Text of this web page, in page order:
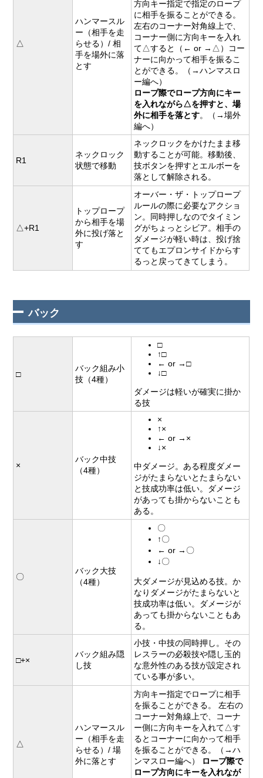
△
ハンマースル
ー（相手を走
らせる）/ 相
手を場外に落
とす
方向キー指定で指定のロープ
に相手を振ることができる。
左右のコーナー対角線上で、
コーナー側に方向キーを入れ
て△すると（← or →△）コー
ナーに向かって相手を振るこ
とができる。（→ハンマスロ
ー編へ）
ロープ際でロープ方向にキー
を入れながら△を押すと、場
外に相手を落とす。（→場外
編へ）
R1
ネックロック
状態で移動
ネックロックをかけたまま移
動することが可能。移動後、
技ボタンを押すとエルボーを
落として解除される。
△+R1
トップロープ
から相手を場
外に投げ落と
す
オーバー・ザ・トップロープ
ルールの際に必要なアクショ
ン。同時押しなのでタイミン
グがちょっとシビア。相手の
ダメージが軽い時は、投げ捨
ててもエプロンサイドからす
るっと戻ってきてしまう。
バック
□
バック組み小
技（4種）
□
↑□
← or →□
↓□
ダメージは軽いが確実に掛か
る技
×
バック中技
（4種）
×
↑×
← or →×
↓×
中ダメージ。ある程度ダメー
ジがたまらないとたまらない
と技成功率は低い。ダメージ
があっても掛からないことも
ある。
〇
バック大技
（4種）
〇
↑〇
← or →〇
↓〇
大ダメージが見込める技。か
なりダメージがたまらないと
技成功率は低い。ダメージが
あっても掛からないこともあ
る。
□+×
バック組み隠
し技
小技・中技の同時押し。その
レスラーの必殺技や隠し玉的
な意外性のある技が設定され
ている事が多い。
△
ハンマースル
ー（相手を走
らせる）/ 場
外に落とす
方向キー指定でロープに相手
を振ることができる。 左右の
コーナー対角線上で、コーナ
ー側に方向キーを入れて△す
るとコーナーに向かって相手
を振ることができる。（→ハ
ンマスロー編へ） ロープ際で
ロープ方向にキーを入れなが